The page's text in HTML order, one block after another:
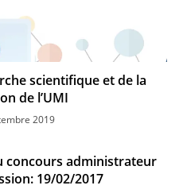
scientifique et de la
de l’UMI
2019
concours administrateur
19/02/2017